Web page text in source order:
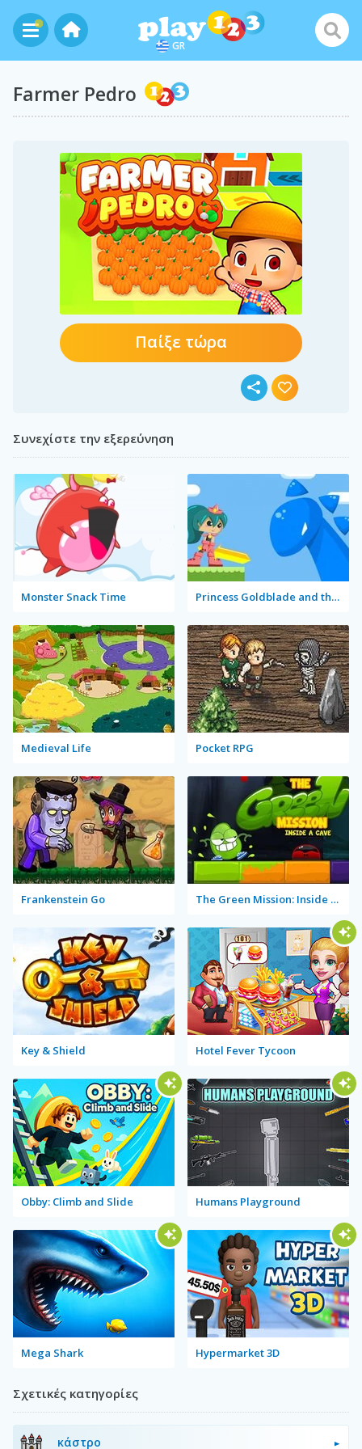
GR
Farmer Pedro
Παίξε τώρα
Συνεχίστε την εξερεύνηση
Monster Snack Time Princess Goldblade and the Dangerous Water
Medieval Life Pocket RPG
Frankenstein Go The Green Mission: Inside a Cave
Key & Shield Hotel Fever Tycoon
Obby: Climb and Slide Humans Playground
Mega Shark Hypermarket 3D
Σχετικές κατηγορίες
κάστρο